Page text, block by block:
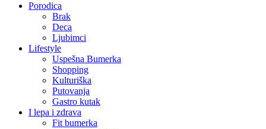
Porodica
Brak
Deca
Ljubimci
Lifestyle
Uspešna Bumerka
Shopping
Kulturiška
Putovanja
Gastro kutak
I lepa i zdrava
Fit bumerka